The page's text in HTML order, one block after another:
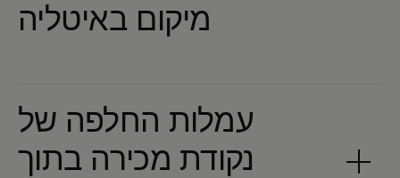
עמלות החלפה של
נקודת מכירה בתוך